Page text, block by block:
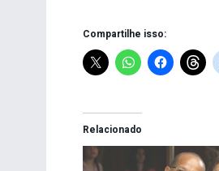
Compartilhe isso:
Relacionado